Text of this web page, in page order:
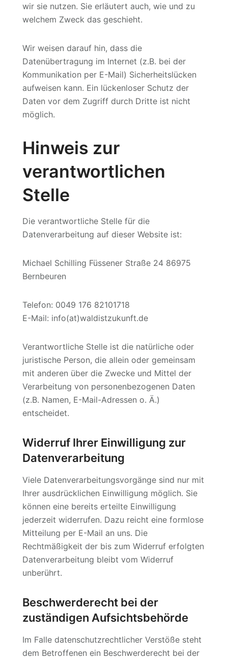
wir sie nutzen. Sie erläutert auch, wie und zu
welchem Zweck das geschieht.
Wir weisen darauf hin, dass die
Datenübertragung im Internet (z.B. bei der
Kommunikation per E-Mail) Sicherheitslücken
aufweisen kann. Ein lückenloser Schutz der
Daten vor dem Zugriff durch Dritte ist nicht
möglich.
Hinweis zur
verantwortlichen
Stelle
Die verantwortliche Stelle für die
Datenverarbeitung auf dieser Website ist:
Michael Schilling Füssener Straße 24 86975
Bernbeuren
Telefon: 0049 176 82101718
E-Mail: info(at)waldistzukunft.de
Verantwortliche Stelle ist die natürliche oder
juristische Person, die allein oder gemeinsam
mit anderen über die Zwecke und Mittel der
Verarbeitung von personenbezogenen Daten
(z.B. Namen, E-Mail-Adressen o. Ä.)
entscheidet.
Widerruf Ihrer Einwilligung zur
Datenverarbeitung
Viele Datenverarbeitungsvorgänge sind nur mit
Ihrer ausdrücklichen Einwilligung möglich. Sie
können eine bereits erteilte Einwilligung
jederzeit widerrufen. Dazu reicht eine formlose
Mitteilung per E-Mail an uns. Die
Rechtmäßigkeit der bis zum Widerruf erfolgten
Datenverarbeitung bleibt vom Widerruf
unberührt.
Beschwerderecht bei der
zuständigen Aufsichtsbehörde
Im Falle datenschutzrechtlicher Verstöße steht
dem Betroffenen ein Beschwerderecht bei der